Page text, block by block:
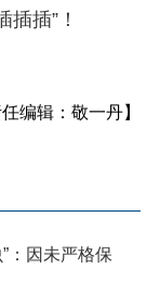
插”！
任编辑：敬一丹】
：因未严格保